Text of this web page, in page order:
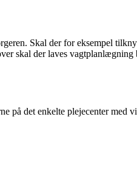
Skal der for eksempel
skal der laves
på det enkelte plejecenter med